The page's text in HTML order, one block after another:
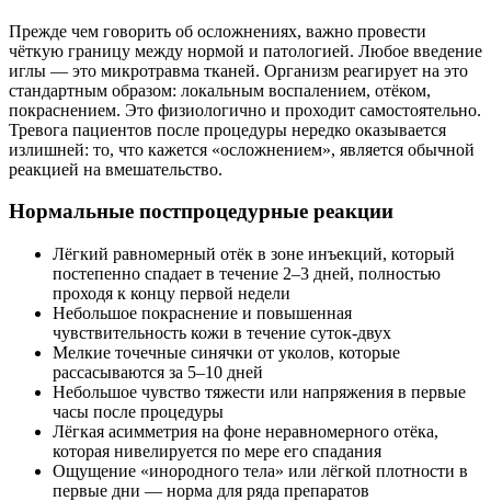
Прежде чем говорить об осложнениях, важно провести
чёткую границу между нормой и патологией. Любое введение
иглы — это микротравма тканей. Организм реагирует на это
стандартным образом: локальным воспалением, отёком,
покраснением. Это физиологично и проходит самостоятельно.
Тревога пациентов после процедуры нередко оказывается
излишней: то, что кажется «осложнением», является обычной
реакцией на вмешательство.
Нормальные постпроцедурные реакции
Лёгкий равномерный отёк в зоне инъекций, который
постепенно спадает в течение 2–3 дней, полностью
проходя к концу первой недели
Небольшое покраснение и повышенная
чувствительность кожи в течение суток-двух
Мелкие точечные синячки от уколов, которые
рассасываются за 5–10 дней
Небольшое чувство тяжести или напряжения в первые
часы после процедуры
Лёгкая асимметрия на фоне неравномерного отёка,
которая нивелируется по мере его спадания
Ощущение «инородного тела» или лёгкой плотности в
первые дни — норма для ряда препаратов